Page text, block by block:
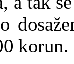
korun.